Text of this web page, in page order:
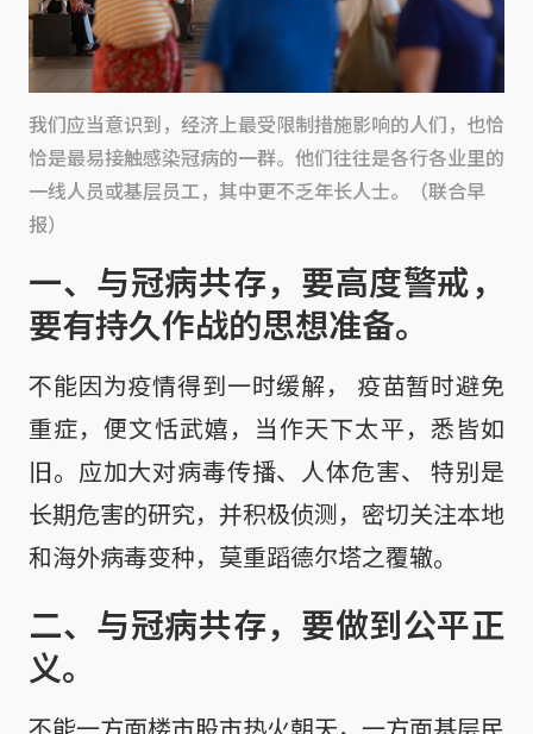
我们应当意识到，经济上最受限制措施影响的人们，也恰
恰是最易接触感染冠病的一群。他们往往是各行各业里的
一线人员或基层员工，其中更不乏年长人士。（联合早
报）
一、与冠病共存，要高度警戒，
要有持久作战的思想准备。
不能因为疫情得到一时缓解， 疫苗暂时避免
重症，便文恬武嬉，当作天下太平，悉皆如
旧。应加大对病毒传播、人体危害、 特别是
长期危害的研究，并积极侦测，密切关注本地
和海外病毒变种，莫重蹈德尔塔之覆辙。
二、与冠病共存，要做到公平正
义。